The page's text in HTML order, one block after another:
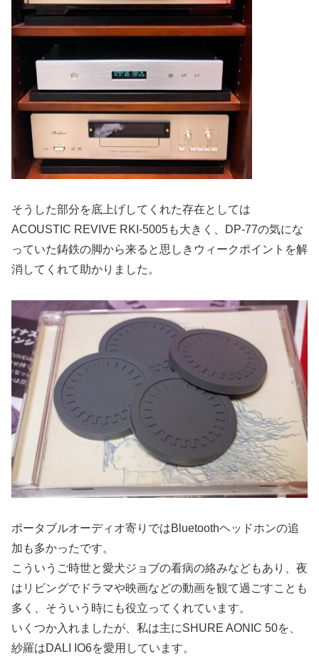
そうした部分を底上げしてくれた存在としては
ACOUSTIC REVIVE RKI-5005も大きく、DP-77の気にな
っていた鋳鉄の脚から来ると思しきウィークポイントを解
消してくれて助かりました。
ポータブルオーディオ寄りではBluetoothヘッドホンの追
加も多かったです。
こういうご時世と愛犬ジョブの看病の絡みなどもあり、夜
はリビングでドラマや映画などの動画を観て過ごすことも
多く、そういう時にも役立ってくれています。
いくつか入れましたが、私は主にSHURE AONIC 50を、
紗羅はDALI IO6を愛用しています。